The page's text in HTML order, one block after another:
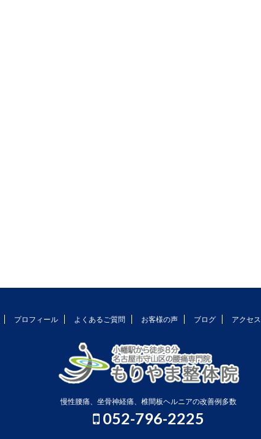
プロフィール よくあるご質問 お客様の声 ブログ アクセス
慢性腰痛、坐骨神経痛、椎間板ヘルニアの改善例多数
052-796-2225